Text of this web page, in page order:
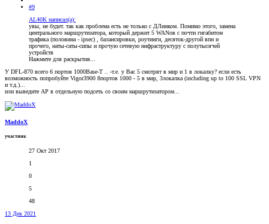
#9
AL40K написал(а):
увы, не будет. так как проблема есть не только с ДЛинком. Помимо этого, замена
центрального маршрутизатора, который держит 5 WANов с почти гигабитом
трафика (половина - ipsec) , балансировки, роутинги, десяток-другой впн и
прочего, наты-саты-сипы и прочую сетевую инфраструктуру с полутысячей
устройств
Нажмите для раскрытия...
У DFL-870 всего 6 портов 1000Base-T .. -т.е. у Вас 5 смотрят в мир и 1 в локалку? если есть
возможность попробуйте Vigor3900 8портов 1000 - 5 в мир, 3локалка (including up to 100 SSL VPN
и т.д.)...
или выведите АР в отдельную подсеть со своим маршрутизатором...
MaddoX
участник
27 Окт 2017
1
0
5
48
13 Дек 2021